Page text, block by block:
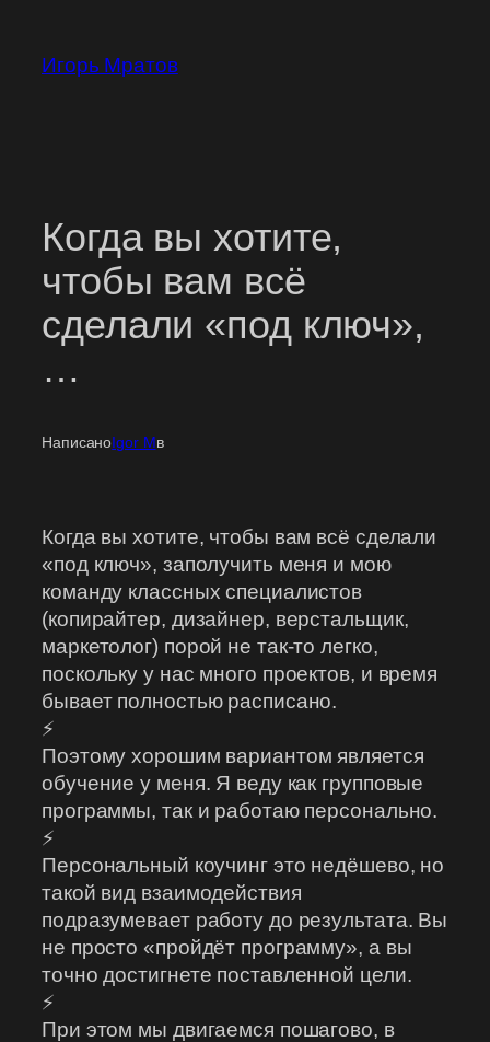
содержимому
Игорь Мратов
Когда вы хотите,
чтобы вам всё
сделали «под ключ»,
…
НаписаноIgor Mв
Когда вы хотите, чтобы вам всё сделали
«под ключ», заполучить меня и мою
команду классных специалистов
(копирайтер, дизайнер, верстальщик,
маркетолог) порой не так-то легко,
поскольку у нас много проектов, и время
бывает полностью расписано.
⚡
Поэтому хорошим вариантом является
обучение у меня. Я веду как групповые
программы, так и работаю персонально.
⚡
Персональный коучинг это недёшево, но
такой вид взаимодействия
подразумевает работу до результата. Вы
не просто «пройдёт программу», а вы
точно достигнете поставленной цели.
⚡
При этом мы двигаемся пошагово, в